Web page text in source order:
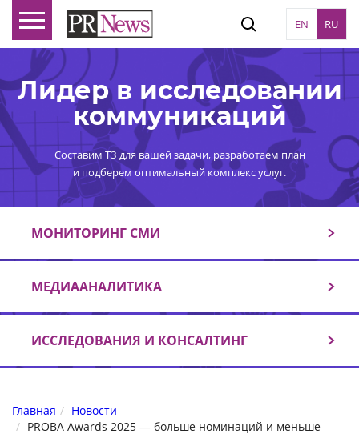
EN RU
Лидер в исследовании
коммуникаций
Составим ТЗ для вашей задачи, разработаем план
и подберем оптимальный комплекс услуг.
МОНИТОРИНГ СМИ
МЕДИААНАЛИТИКА
ИССЛЕДОВАНИЯ И КОНСАЛТИНГ
Главная
Новости
PROBA Awards 2025 — больше номинаций и меньше